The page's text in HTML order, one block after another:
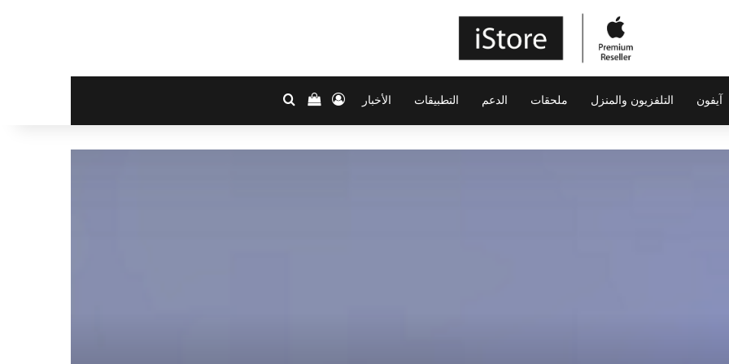
آيفون التلفزيون والمنزل ملحقات الدعم التطبيقات الأخبار تسجيل الدخول
إستعراض سلة التسوق
بحث عن